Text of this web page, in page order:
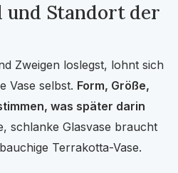
und Standort der
Zweigen loslegst, lohnt sich
Vase selbst. Form, Größe,
was später darin
schlanke Glasvase braucht
Terrakotta-Vase.